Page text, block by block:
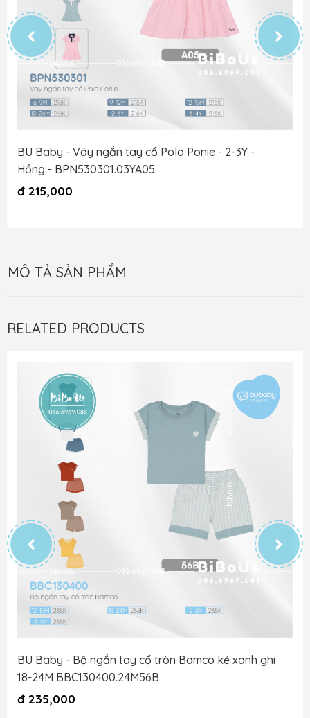
BU Baby - Váy ngắn tay cổ Polo Ponie - 2-3Y -
Hồng - BPN530301.03YA05
đ 215,000
MÔ TẢ SẢN PHẨM
RELATED PRODUCTS
BU Baby - Bộ ngắn tay cổ tròn Bamco kẻ xanh ghi
18-24M BBC130400.24M56B
đ 235,000